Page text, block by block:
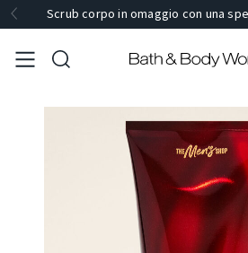
Scrub corpo in omaggio con una